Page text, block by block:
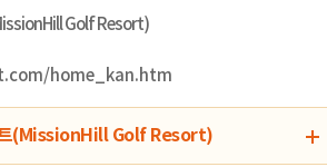
Golf Resort)
home_kan.htm
트(MissionHill Golf Resort)